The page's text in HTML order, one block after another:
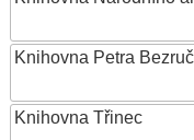
Knihovna Petra
Knihovna Třinec